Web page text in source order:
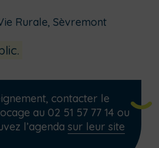
Rurale, Sèvremont
contacter le
au 02 51 57 77 14 ou
l’agenda sur leur site